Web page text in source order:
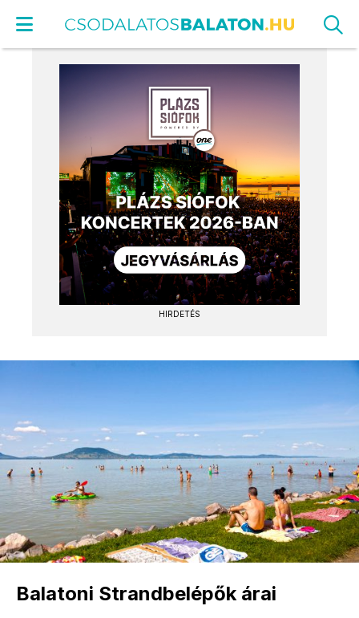
HIRDETÉS
Balatoni Strandbelépők árai